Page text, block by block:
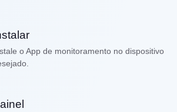
o App de monitoramento no dispositivo